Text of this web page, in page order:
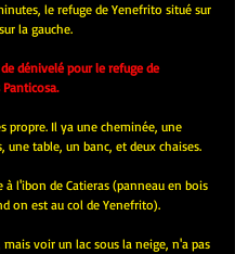
le refuge de Yenefrito situé sur
la gauche.
dénivelé pour le refuge de
propre. Il ya une cheminée, une
une table, un banc, et deux chaises.
à l'ibon de Catieras (panneau en bois
on est au col de Yenefrito).
mais voir un lac sous la neige, n'a pas